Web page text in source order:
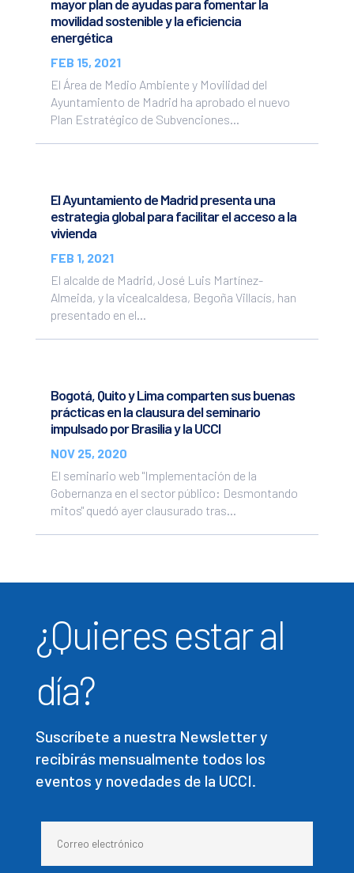
mayor plan de ayudas para fomentar la
movilidad sostenible y la eficiencia
energética
FEB 15, 2021
El Área de Medio Ambiente y Movilidad del
Ayuntamiento de Madrid ha aprobado el nuevo
Plan Estratégico de Subvenciones...
El Ayuntamiento de Madrid presenta una
estrategia global para facilitar el acceso a la
vivienda
FEB 1, 2021
El alcalde de Madrid, José Luis Martínez-
Almeida, y la vicealcaldesa, Begoña Villacís, han
presentado en el...
Bogotá, Quito y Lima comparten sus buenas
prácticas en la clausura del seminario
impulsado por Brasilia y la UCCI
NOV 25, 2020
El seminario web "Implementación de la
Gobernanza en el sector público: Desmontando
mitos" quedó ayer clausurado tras...
¿Quieres estar al
día?
Suscríbete a nuestra Newsletter y
recibirás mensualmente todos los
eventos y novedades de la UCCI.